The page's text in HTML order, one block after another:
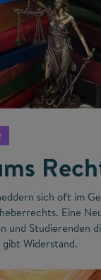
sich oft im
Eine
und Studierenden
Widerstand.